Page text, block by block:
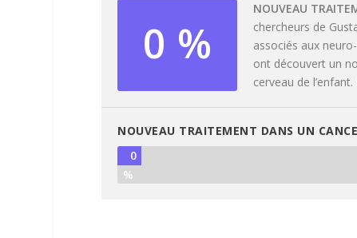
0 %
NOUVEAU
chercheurs de
associés aux
ont découvert un
cerveau de
NOUVEAU TRAITEMENT DANS UN
0
%